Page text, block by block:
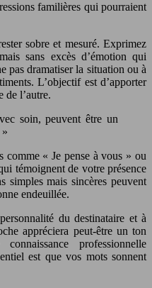
familières qui pourraient
sobre et mesuré. Exprimez
sans excès d’émotion qui
pas dramatiser la situation ou à
L’objectif est d’apporter
de l’autre.
soin, peuvent être un
comme « Je pense à vous » ou
témoignent de votre présence
simples mais sincères peuvent
endeuillée.
du destinataire et à
appréciera peut-être un ton
professionnelle
est que vos mots sonnent